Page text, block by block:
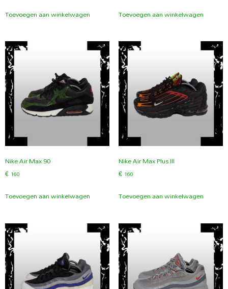
Toevoegen aan winkelwagen Toevoegen aan winkelwagen
Nike Air Max 90
€ 160
Toevoegen aan winkelwagen
Nike Air Max Plus III
€160
Toevoegen aan winkelwagen